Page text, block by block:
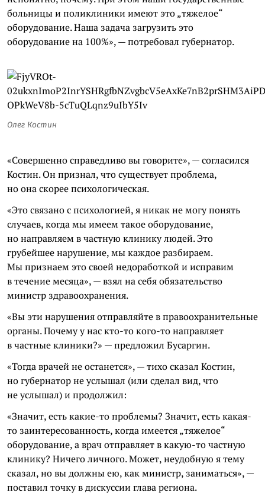
больницы и поликлиники имеют это „тяжелое“
оборудование. Наша задача загрузить это
оборудование на 100%», — потребовал губернатор.
Олег Костин
«Совершенно справедливо вы говорите», — согласился
Костин. Он признал, что существует проблема,
но она скорее психологическая.
«Это связано с психологией, я никак не могу понять
случаев, когда мы имеем такое оборудование,
но направляем в частную клинику людей. Это
грубейшее нарушение, мы каждое разбираем.
Мы признаем это своей недоработкой и исправим
в течение месяца», — взял на себя обязательство
министр здравоохранения.
«Вы эти нарушения отправляйте в правоохранительные
органы. Почему у нас кто-то кого-то направляет
в частные клиники?» — предложил Бусаргин.
«Тогда врачей не останется», — тихо сказал Костин,
но губернатор не услышал (или сделал вид, что
не услышал) и продолжил:
«Значит, есть какие-то проблемы? Значит, есть какая-
то заинтересованность, когда имеется „тяжелое“
оборудование, а врач отправляет в какую-то частную
клинику? Ничего личного. Может, неудобную я тему
сказал, но вы должны ею, как министр, заниматься», —
поставил точку в дискуссии глава региона.